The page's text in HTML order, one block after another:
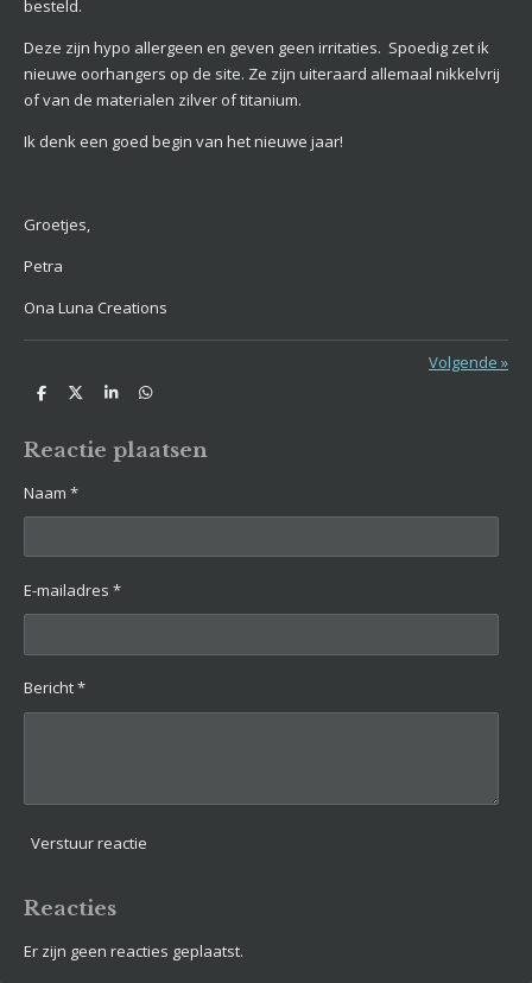
besteld.
Deze zijn hypo allergeen en geven geen irritaties. Spoedig zet ik
nieuwe oorhangers op de site. Ze zijn uiteraard allemaal nikkelvrij
of van de materialen zilver of titanium.
Ik denk een goed begin van het nieuwe jaar!
Groetjes,
Petra
Ona Luna Creations
Volgende »
D
e
n
D
l
S
r
e
D
e
n
Reactie plaatsen
Naam *
E-mailadres *
Bericht *
Verstuur reactie
Reacties
Er zijn geen reacties geplaatst.